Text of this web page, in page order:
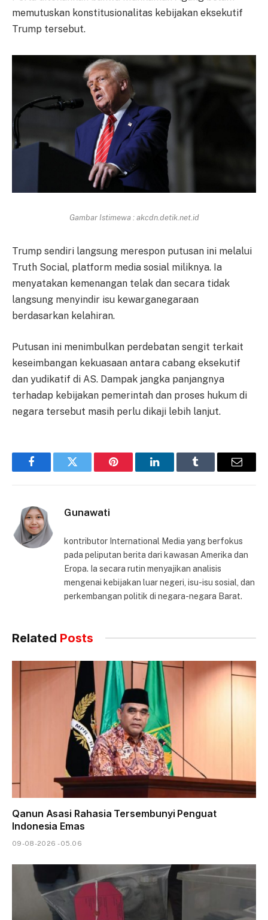
memutuskan konstitusionalitas kebijakan eksekutif
Trump tersebut.
Gambar Istimewa : akcdn.detik.net.id
Trump sendiri langsung merespon putusan ini melalui
Truth Social, platform media sosial miliknya. Ia
menyatakan kemenangan telak dan secara tidak
langsung menyindir isu kewarganegaraan
berdasarkan kelahiran.
Putusan ini menimbulkan perdebatan sengit terkait
keseimbangan kekuasaan antara cabang eksekutif
dan yudikatif di AS. Dampak jangka panjangnya
terhadap kebijakan pemerintah dan proses hukum di
negara tersebut masih perlu dikaji lebih lanjut.
FacebookTwitter Pinterest LinkedInTumblr Email
Gunawati
kontributor International Media yang berfokus
pada peliputan berita dari kawasan Amerika dan
Eropa. Ia secara rutin menyajikan analisis
mengenai kebijakan luar negeri, isu-isu sosial, dan
perkembangan politik di negara-negara Barat.
Related Posts
Qanun Asasi Rahasia Tersembunyi Penguat
Indonesia Emas
09-08-2026 - 05.06